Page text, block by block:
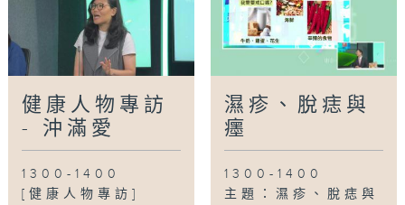
健康人物專訪
- 沖滿愛
1300-1400
[健康人物專訪]
濕疹、脫痣與
癦
1300-1400
主題：濕疹、脫痣與